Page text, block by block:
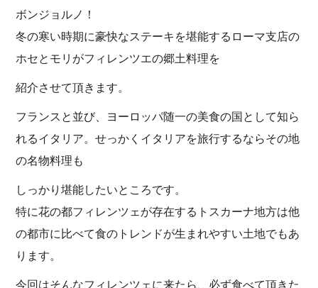
ボンジョルノ！
冬の寒い時期に豪快なステーキを堪能するローマ支店の
ホセとモリがフィレンツエの郷土料理を
紹介させて頂きます。
フランスと並び、ヨーロッパ随一の美食の国として知ら
れるイタリア。せっかくイタリアを旅行するならその地
の名物料理も
しっかり堪能したいところです。
特に花の都フィレンツェが存在するトスカーナ地方は他
の都市に比べて食のトレンドが生まれやすい土地でもあ
ります。
今回はそんなフィレンツェに来たら、必ず食べて頂きた